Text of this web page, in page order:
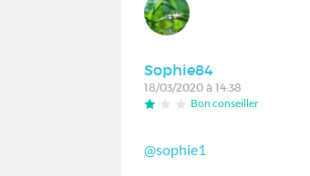
Sophie84
18/03/2020 à 14:38
Bon conseiller
@sophie1